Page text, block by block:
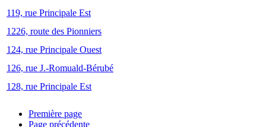
119, rue Principale Est
1226, route des Pionniers
124, rue Principale Ouest
126, rue J.-Romuald-Bérubé
128, rue Principale Est
Première page
Page précédente